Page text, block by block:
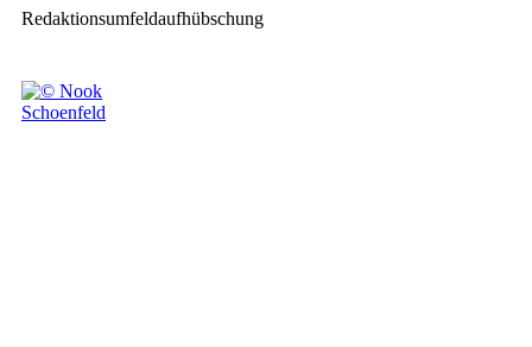
Redaktionsumfeldaufhübschung